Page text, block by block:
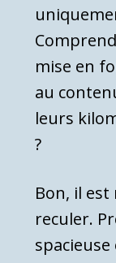
mise en
au
leurs
?
Bon, il
reculer.